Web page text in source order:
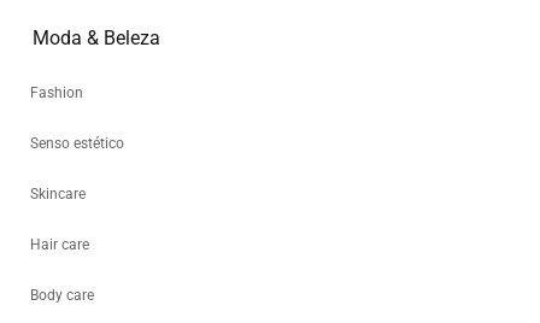
Moda & Beleza
Fashion
Senso estético
Skincare
Hair care
Body care